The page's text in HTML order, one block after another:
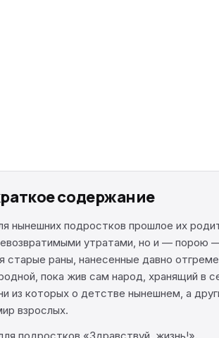
содержание
подростков прошлое их
утратами, но и —
раны, нанесенные давно
пока жив сам народ, хранящий
из которых о детстве нынешнем, а
взрослых.